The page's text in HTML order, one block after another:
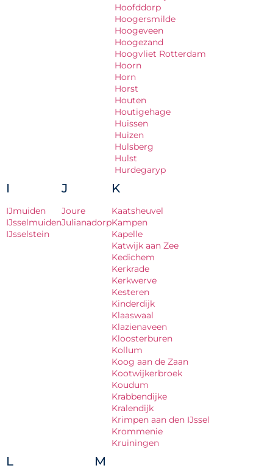
Hoofddorp
Hoogersmilde
Hoogeveen
Hoogezand
Hoogvliet Rotterdam
Hoorn
Horn
Horst
Houten
Houtigehage
Huissen
Huizen
Hulsberg
Hulst
Hurdegaryp
I
IJmuiden
IJsselmuiden
IJsselstein
J
Joure
Julianadorp
K
Kaatsheuvel
Kampen
Kapelle
Katwijk aan Zee
Kedichem
Kerkrade
Kerkwerve
Kesteren
Kinderdijk
Klaaswaal
Klazienaveen
Kloosterburen
Kollum
Koog aan de Zaan
Kootwijkerbroek
Koudum
Krabbendijke
Kralendijk
Krimpen aan den IJssel
Krommenie
Kruiningen
L M